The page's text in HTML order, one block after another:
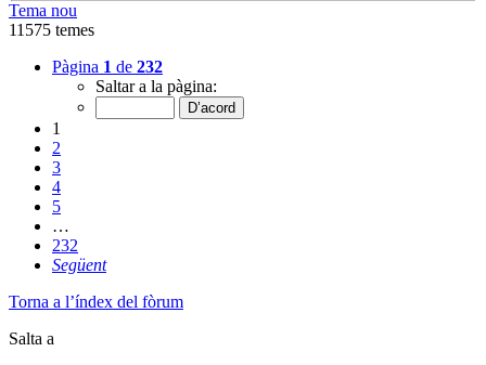
Tema nou
11575 temes
Pàgina 1 de 232
Saltar a la pàgina:
1
2
3
4
5
…
232
Següent
Torna a l’índex del fòrum
Salta a